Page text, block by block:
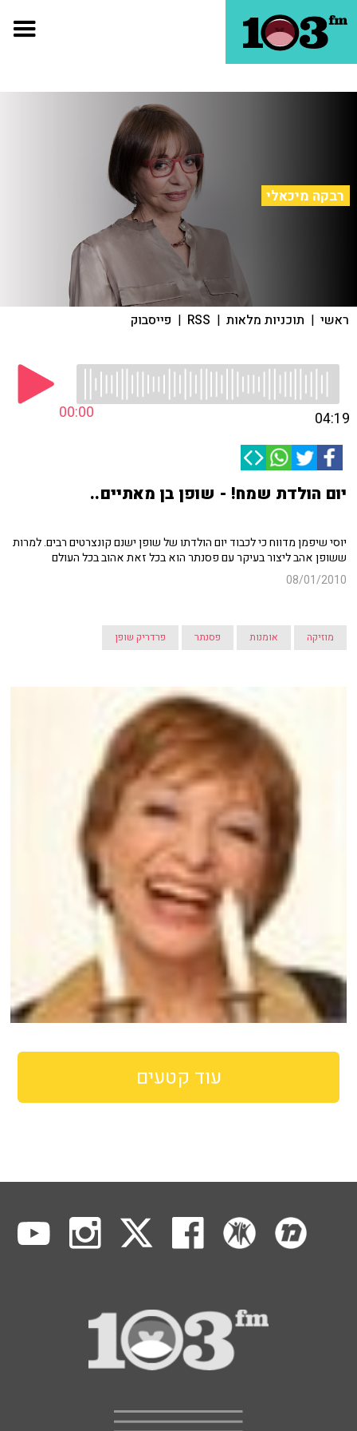
רבקה מיכאלי
ראשי | תוכניות מלאות |
RSS
| פייסבוק
00:00 04:19
יום הולדת שמח! - שופן בן מאתיים..
יוסי שיפמן מדווח כי לכבוד יום הולדתו של שופן ישנם קונצרטים רבים. למרות
ששופן אהב ליצור בעיקר עם פסנתר הוא בכל זאת אהוב בכל העולם
08/01/2010
מוזיקה אומנות פסנתר פרדריק שופן
עוד קטעים